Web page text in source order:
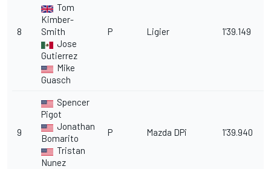
8
Tom
Kimber-
Smith
Jose
Gutierrez
Mike
Guasch
P Ligier 1'39.149
9
Spencer
Pigot
Jonathan
Bomarito
Tristan
Nunez
P Mazda DPi 1'39.940